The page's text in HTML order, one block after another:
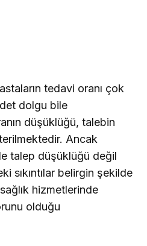
tedavi oranı çok
dolgu bile
düşüklüğü, talebin
Ancak
talep düşüklüğü değil
sıkıntılar belirgin şekilde
hizmetlerinde
olduğu